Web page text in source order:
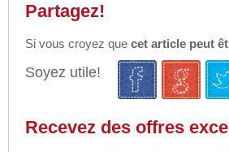
Partagez!
Si vous croyez que cet article peut
Soyez utile!
Recevez des offres